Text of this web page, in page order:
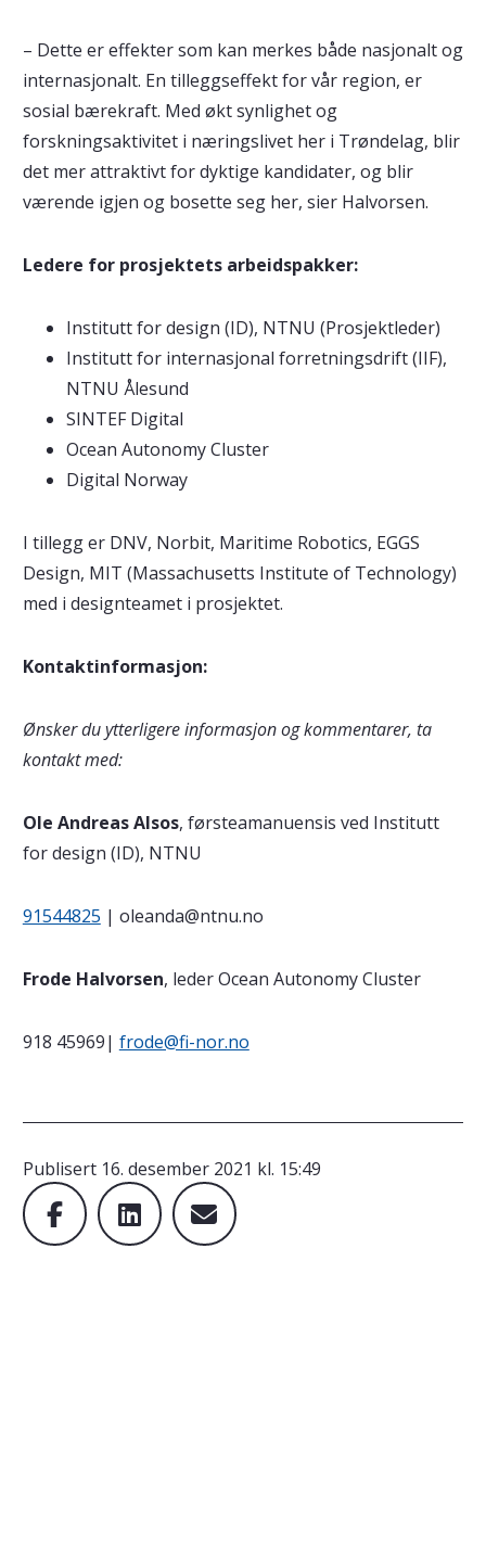
– Dette er effekter som kan merkes både nasjonalt og
internasjonalt. En tilleggseffekt for vår region, er
sosial bærekraft. Med økt synlighet og
forskningsaktivitet i næringslivet her i Trøndelag, blir
det mer attraktivt for dyktige kandidater, og blir
værende igjen og bosette seg her, sier Halvorsen.
Ledere for prosjektets arbeidspakker:
Institutt for design (ID), NTNU (Prosjektleder)
Institutt for internasjonal forretningsdrift (IIF),
NTNU Ålesund
SINTEF Digital
Ocean Autonomy Cluster
Digital Norway
I tillegg er DNV, Norbit, Maritime Robotics, EGGS
Design, MIT (Massachusetts Institute of Technology)
med i designteamet i prosjektet.
Kontaktinformasjon:
Ønsker du ytterligere informasjon og kommentarer, ta
kontakt med:
Ole Andreas Alsos, førsteamanuensis ved Institutt
for design (ID), NTNU
91544825 | oleanda@ntnu.no
Frode Halvorsen, leder Ocean Autonomy Cluster
918 45969| frode@fi-nor.no
Publisert 16. desember 2021 kl. 15:49